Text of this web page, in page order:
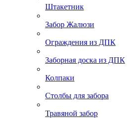
Штакетник
Забор Жалюзи
Ограждения из ДПК
Заборная доска из ДПК
Колпаки
Столбы для забора
Травяной забор